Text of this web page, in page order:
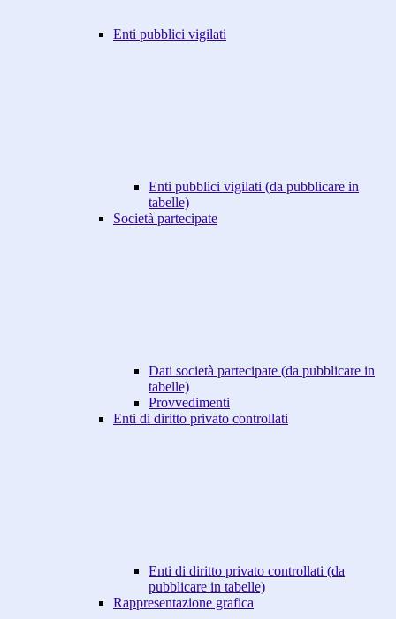
Enti pubblici vigilati
Enti pubblici vigilati (da pubblicare in
tabelle)
Società partecipate
Dati società partecipate (da pubblicare in
tabelle)
Provvedimenti
Enti di diritto privato controllati
Enti di diritto privato controllati (da
pubblicare in tabelle)
Rappresentazione grafica